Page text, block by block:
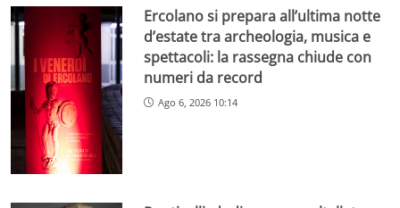
Ercolano si prepara all’ultima notte
d’estate tra archeologia, musica e
spettacoli: la rassegna chiude con
numeri da record
Ago 6, 2026 10:14